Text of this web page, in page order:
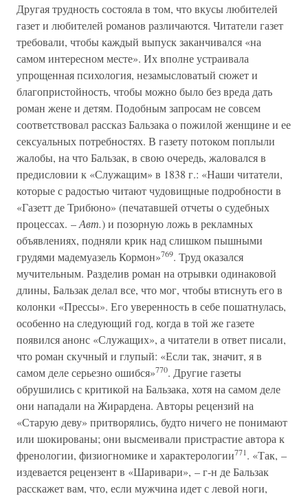
Другая трудность состояла в том, что вкусы любителей
газет и любителей романов различаются. Читатели газет
требовали, чтобы каждый выпуск заканчивался «на
самом интересном месте». Их вполне устраивала
упрощенная психология, незамысловатый сюжет и
благопристойность, чтобы можно было без вреда дать
роман жене и детям. Подобным запросам не совсем
соответствовал рассказ Бальзака о пожилой женщине и ее
сексуальных потребностях. В газету потоком поплыли
жалобы, на что Бальзак, в свою очередь, жаловался в
предисловии к «Служащим» в 1838 г.: «Наши читатели,
которые с радостью читают чудовищные подробности в
«Газетт де Трибюно» (печатавшей отчеты о судебных
процессах. –Авт.) и позорную ложь в рекламных
объявлениях, подняли крик над слишком пышными
грудями мадемуазель Кормон»769. Труд оказался
мучительным. Разделив роман на отрывки одинаковой
длины, Бальзак делал все, что мог, чтобы втиснуть его в
колонки «Прессы». Его уверенность в себе пошатнулась,
особенно на следующий год, когда в той же газете
появился анонс «Служащих», а читатели в ответ писали,
что роман скучный и глупый: «Если так, значит, я в
самом деле серьезно ошибся»770. Другие газеты
обрушились с критикой на Бальзака, хотя на самом деле
они нападали на Жирардена. Авторы рецензий на
«Старую деву» притворялись, будто ничего не понимают
или шокированы; они высмеивали пристрастие автора к
френологии, физиогномике и характерологии771. «Так, –
издевается рецензент в «Шаривари», – г-н де Бальзак
расскажет вам, что, если мужчина идет с левой ноги,